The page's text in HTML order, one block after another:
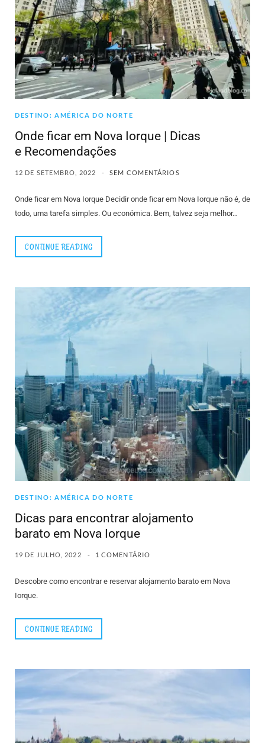
DESTINO: AMÉRICA DO NORTE
Onde ficar em Nova Iorque | Dicas
e Recomendações
12 DE SETEMBRO, 2022 SEM COMENTÁRIOS
Onde ficar em Nova Iorque Decidir onde ficar em Nova Iorque não é, de
todo, uma tarefa simples. Ou económica. Bem, talvez seja melhor…
CONTINUE READING
DESTINO: AMÉRICA DO NORTE
Dicas para encontrar alojamento
barato em Nova Iorque
19 DE JULHO, 2022 1 COMENTÁRIO
Descobre como encontrar e reservar alojamento barato em Nova
Iorque.
CONTINUE READING